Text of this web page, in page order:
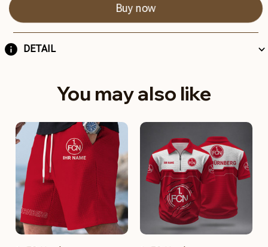
Buy now
DETAIL
You may also like